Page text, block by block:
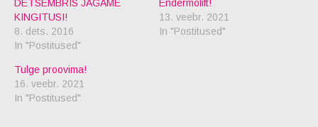
DETSEMBRIS JAGAME
KINGITUSI!
8. dets. 2016
In "Postitused"
Endermolift!
13. veebr. 2021
In "Postitused"
Tulge proovima!
16. veebr. 2021
In "Postitused"